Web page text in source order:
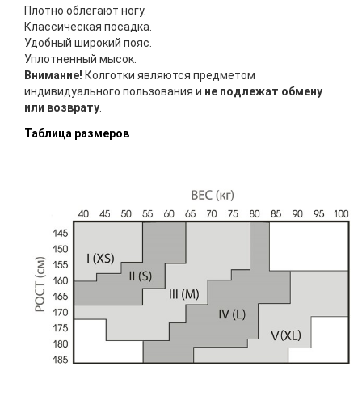
Плотно облегают ногу.
Классическая посадка.
Удобный широкий пояс.
Уплотненный мысок.
Внимание! Колготки являются предметом
индивидуального пользования и не подлежат обмену
или возврату
Таблица размеров